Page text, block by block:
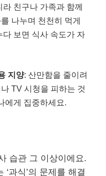
친구나 가족과 함께
나누며 천천히 먹게
보면 식사 속도가 자
지양: 산만함을 줄이려
TV 시청을 피하는 것
에게 집중하세요.
습관 그 이상이에요.
과식’의 문제를 해결